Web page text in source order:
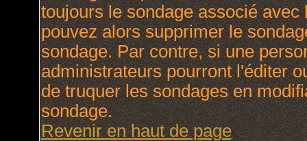
toujours le sondage associé
pouvez alors supprimer le
sondage. Par contre, si une
administrateurs pourront l'éditer
de truquer les sondages en
sondage.
Revenir en haut de page